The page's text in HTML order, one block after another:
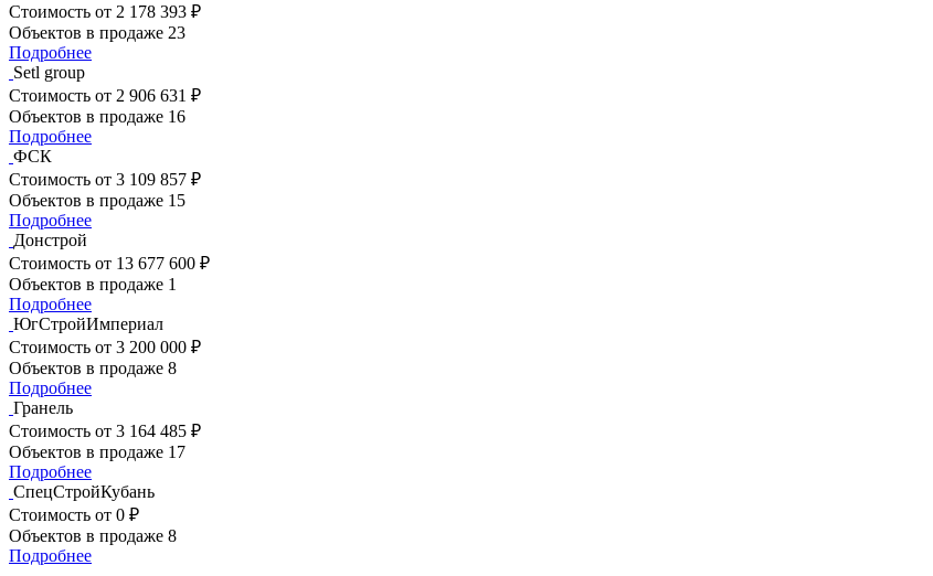
Стоимость от 2 178 393 ₽
Объектов в продаже 23
Подробнее
Setl group
Стоимость от 2 906 631 ₽
Объектов в продаже 16
Подробнее
ФСК
Стоимость от 3 109 857 ₽
Объектов в продаже 15
Подробнее
Донстрой
Стоимость от 13 677 600 ₽
Объектов в продаже 1
Подробнее
ЮгСтройИмпериал
Стоимость от 3 200 000 ₽
Объектов в продаже 8
Подробнее
Гранель
Стоимость от 3 164 485 ₽
Объектов в продаже 17
Подробнее
СпецСтройКубань
Стоимость от 0 ₽
Объектов в продаже 8
Подробнее